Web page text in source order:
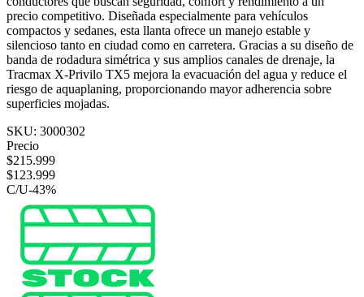
precio competitivo. Diseñada especialmente para vehículos
compactos y sedanes, esta llanta ofrece un manejo estable y
silencioso tanto en ciudad como en carretera. Gracias a su diseño de
banda de rodadura simétrica y sus amplios canales de drenaje, la
Tracmax X-Privilo TX5 mejora la evacuación del agua y reduce el
riesgo de aquaplaning, proporcionando mayor adherencia sobre
superficies mojadas.
SKU: 3000302
Precio
$215.999
$123.999
C/U-43%